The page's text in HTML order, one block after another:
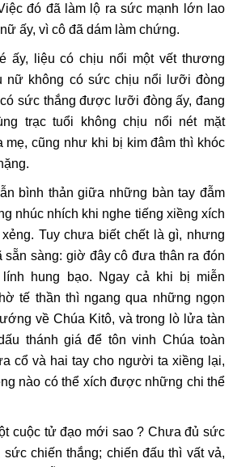
đó đã làm lộ ra sức mạnh lớn lao
ấy, vì cô đã dám làm chứng.
ấy, liệu có chịu nổi một vết thương
nữ không có sức chịu nổi lưỡi đòng
sức thắng được lưỡi đòng ấy, đang
trạc tuổi không chịu nổi nét mặt
mẹ, cũng như khi bị kim đâm thì khóc
bình thản giữa những bàn tay đẫm
nhúc nhích khi nghe tiếng xiềng xích
Tuy chưa biết chết là gì, nhưng
sàng: giờ đây cô đưa thân ra đón
hung bạo. Ngay cả khi bị miễn
tế thần thì ngang qua những ngọn
về Chúa Kitô, và trong lò lửa tàn
thánh giá để tôn vinh Chúa toàn
cổ và hai tay cho người ta xiềng lại,
nào có thể xích được những chi thể
cuộc tử đạo mới sao ? Chưa đủ sức
chiến thắng; chiến đấu thì vất vả,